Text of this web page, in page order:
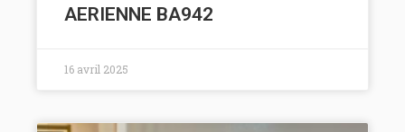
AERIENNE BA942
16 avril 2025